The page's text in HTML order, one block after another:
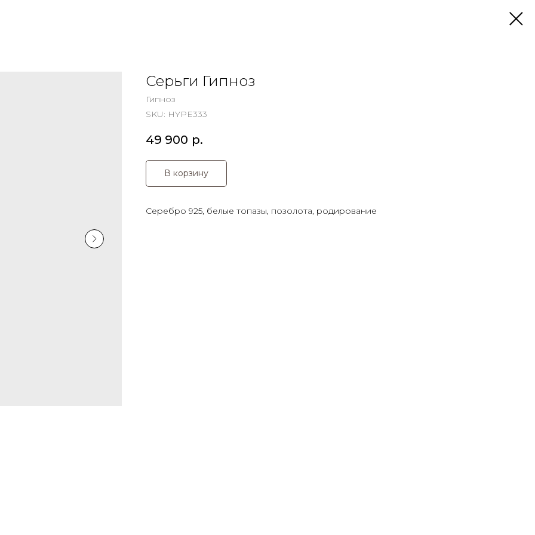
Серьги Гипноз
Гипноз
SKU: HYPE333
49 900 р.
В корзину
Серебро 925, белые топазы, позолота, родирование